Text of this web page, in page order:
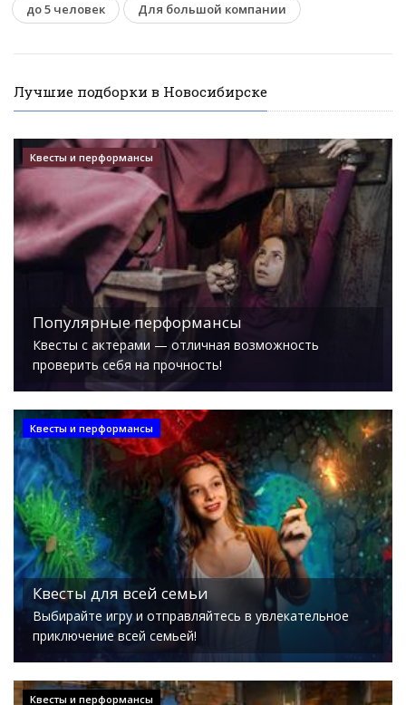
до 5 человек Для большой компании
Лучшие подборки в Новосибирске
Квесты и перформансы
Популярные перформансы
Квесты с актерами — отличная возможность
проверить себя на прочность!
Квесты и перформансы
Квесты для всей семьи
Выбирайте игру и отправляйтесь в увлекательное
приключение всей семьей!
Квесты и перформансы